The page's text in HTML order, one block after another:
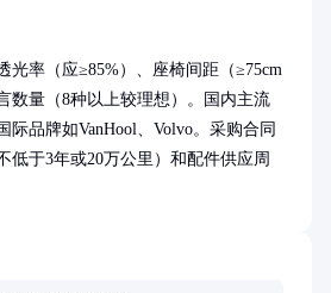
光率（应≥85%）、座椅间距（≥75cm
数量（8种以上较理想）。国内主流
际品牌如VanHool、Volvo。采购合同
低于3年或20万公里）和配件供应周